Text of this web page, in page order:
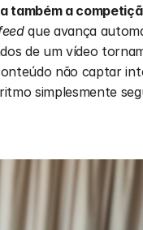
também a
que avança
de um vídeo
não captar
simplesmente